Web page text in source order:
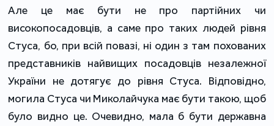
Але це має бути не про партійних чи
високопосадовців, а саме про таких людей рівня
Стуса, бо, при всій повазі, ні один з там похованих
представників найвищих посадовців незалежної
України не дотягує до рівня Стуса. Відповідно,
могила Стуса чи Миколайчука має бути такою, щоб
було видно це. Очевидно, мала б бути державна